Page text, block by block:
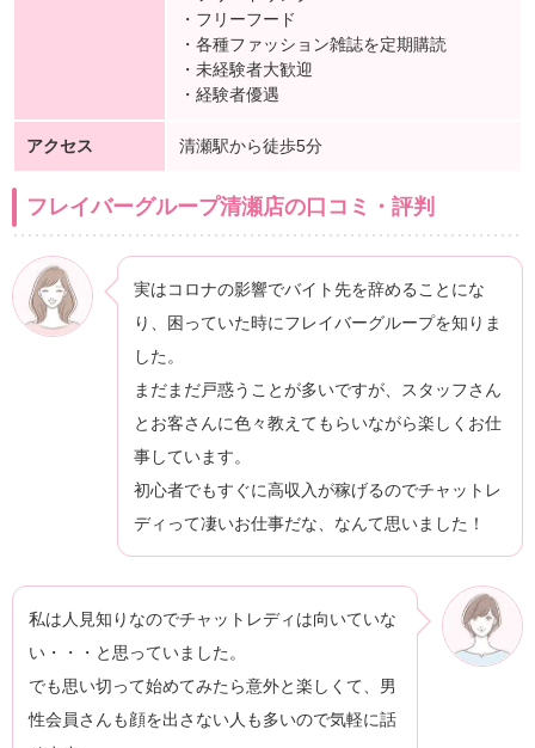
・フリーフード
・各種ファッション雑誌を定期購読
・未経験者大歓迎
・経験者優遇
アクセス 清瀬駅から徒歩5分
フレイバーグループ清瀬店の口コミ・評判
実はコロナの影響でバイト先を辞めることにな
り、困っていた時にフレイバーグループを知りま
した。
まだまだ戸惑うことが多いですが、スタッフさん
とお客さんに色々教えてもらいながら楽しくお仕
事しています。
初心者でもすぐに高収入が稼げるのでチャットレ
ディって凄いお仕事だな、なんて思いました！
私は人見知りなのでチャットレディは向いていな
い・・・と思っていました。
でも思い切って始めてみたら意外と楽しくて、男
性会員さんも顔を出さない人も多いので気軽に話